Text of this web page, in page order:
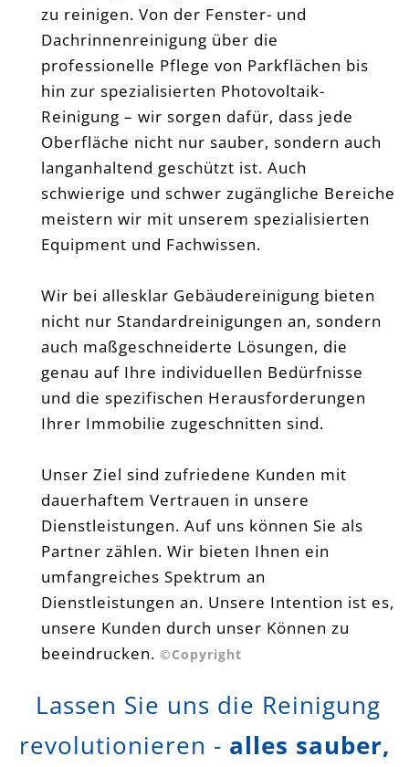
zu reinigen. Von der Fenster- und
Dachrinnenreinigung über die
professionelle Pflege von Parkflächen bis
hin zur spezialisierten Photovoltaik-
Reinigung – wir sorgen dafür, dass jede
Oberfläche nicht nur sauber, sondern auch
langanhaltend geschützt ist. Auch
schwierige und schwer zugängliche Bereiche
meistern wir mit unserem spezialisierten
Equipment und Fachwissen.
Wir bei allesklar Gebäudereinigung bieten
nicht nur Standardreinigungen an, sondern
auch maßgeschneiderte Lösungen, die
genau auf Ihre individuellen Bedürfnisse
und die spezifischen Herausforderungen
Ihrer Immobilie zugeschnitten sind.
Unser Ziel sind zufriedene Kunden mit
dauerhaftem Vertrauen in unsere
Dienstleistungen. Auf uns können Sie als
Partner zählen. Wir bieten Ihnen ein
umfangreiches Spektrum an
Dienstleistungen an. Unsere Intention ist es,
unsere Kunden durch unser Können zu
beeindrucken. ©Copyright
Lassen Sie uns die Reinigung
revolutionieren - alles sauber,